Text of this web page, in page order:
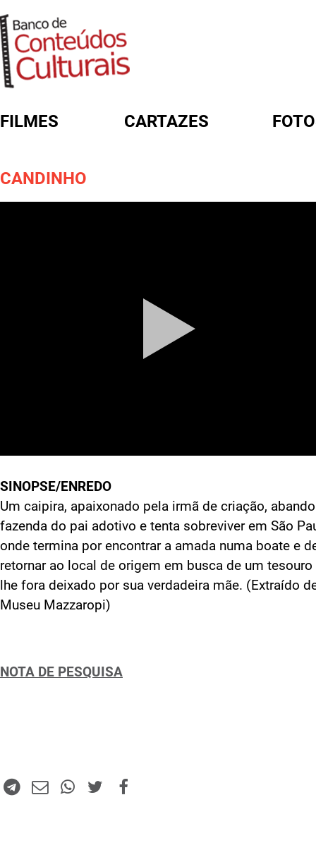
FILMES CARTAZES
CANDINHO
SINOPSE/ENREDO
Um caipira, apaixonado pela irmã de criação,
fazenda do pai adotivo e tenta sobreviver em São
onde termina por encontrar a amada numa boate e
retornar ao local de origem em busca de um tesouro
lhe fora deixado por sua verdadeira mãe. (Extraído
Museu Mazzaropi)
NOTA DE PESQUISA